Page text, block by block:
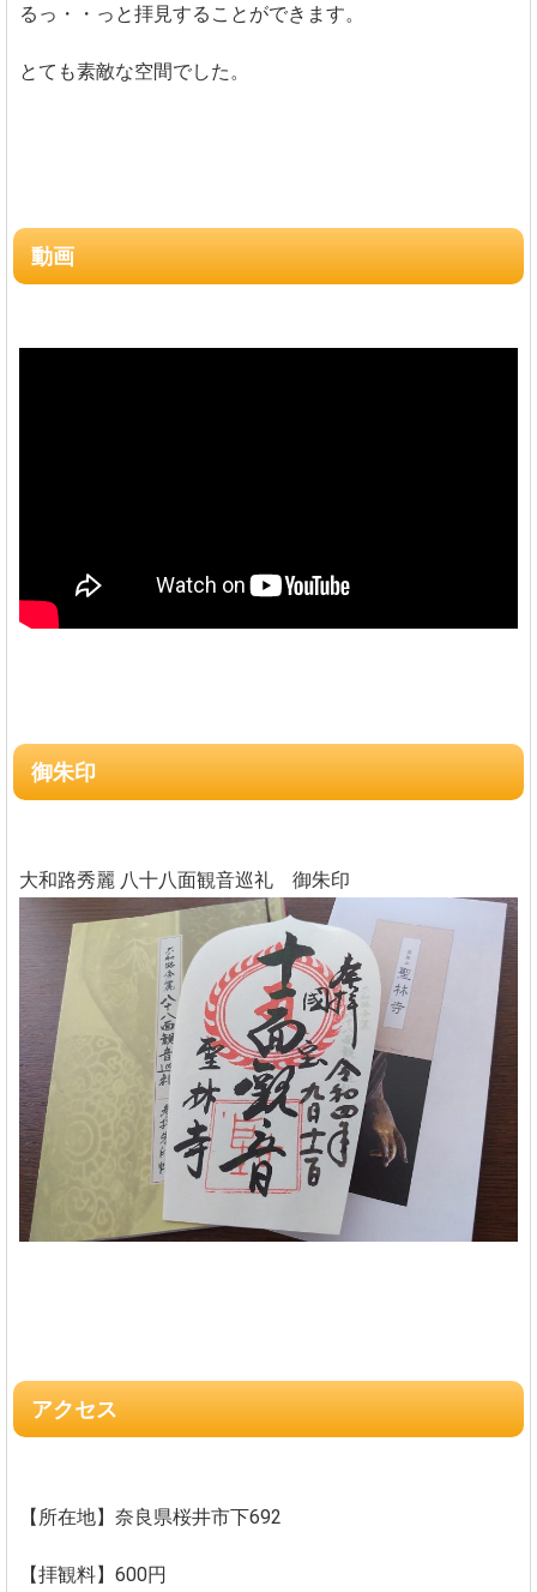
るっ・・っと拝見することができます。
とても素敵な空間でした。
動画
御朱印
大和路秀麗 八十八面観音巡礼 御朱印
アクセス
【所在地】奈良県桜井市下692
【拝観料】600円